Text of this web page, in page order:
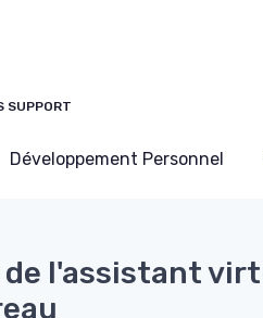
SUPPORT
Développement Personnel
de l'assistant